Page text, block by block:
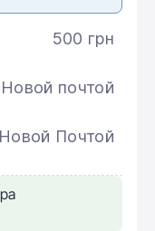
500 грн
Новой почтой
Новой Почтой